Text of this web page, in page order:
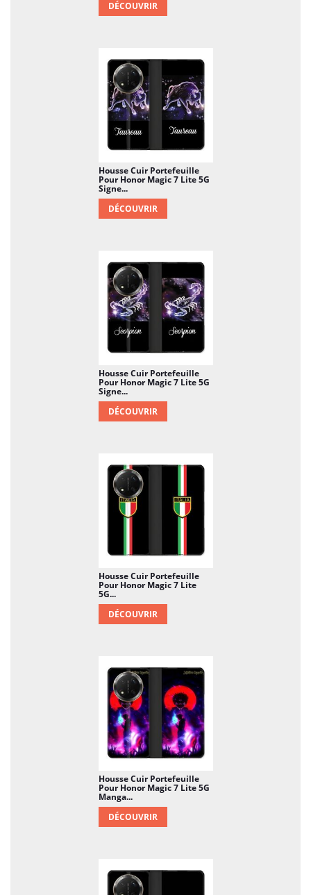
DÉCOUVRIR
Housse Cuir Portefeuille
Pour Honor Magic 7 Lite 5G
Signe...
DÉCOUVRIR
Housse Cuir Portefeuille
Pour Honor Magic 7 Lite 5G
Signe...
DÉCOUVRIR
Housse Cuir Portefeuille
Pour Honor Magic 7 Lite
5G...
DÉCOUVRIR
Housse Cuir Portefeuille
Pour Honor Magic 7 Lite 5G
Manga...
DÉCOUVRIR